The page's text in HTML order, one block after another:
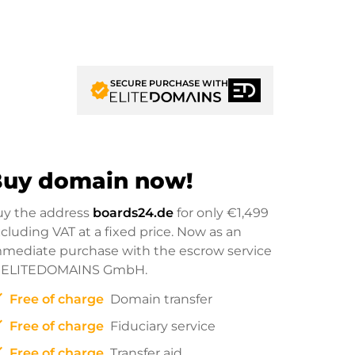
verifiedSECURE PURCHASE WITH
domain now!
the address boards24.de for only€1,499
VAT at a fixed price. Now as an
purchase with the escrow service
GmbH.
Free of charge Domain transfer
Free of charge Fiduciary service